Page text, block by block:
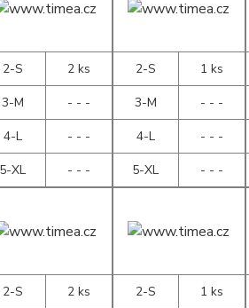
2-S
2 ks
3-M
- - -
4-L
- - -
5-XL
- - -
2-S
1 ks
3-M
- - -
4-L
- - -
5-XL
- - -
2-S
2 ks
2-S
1 ks